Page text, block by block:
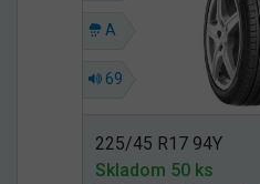
A
69
225/45 R17 94Y
Skladom 50 ks